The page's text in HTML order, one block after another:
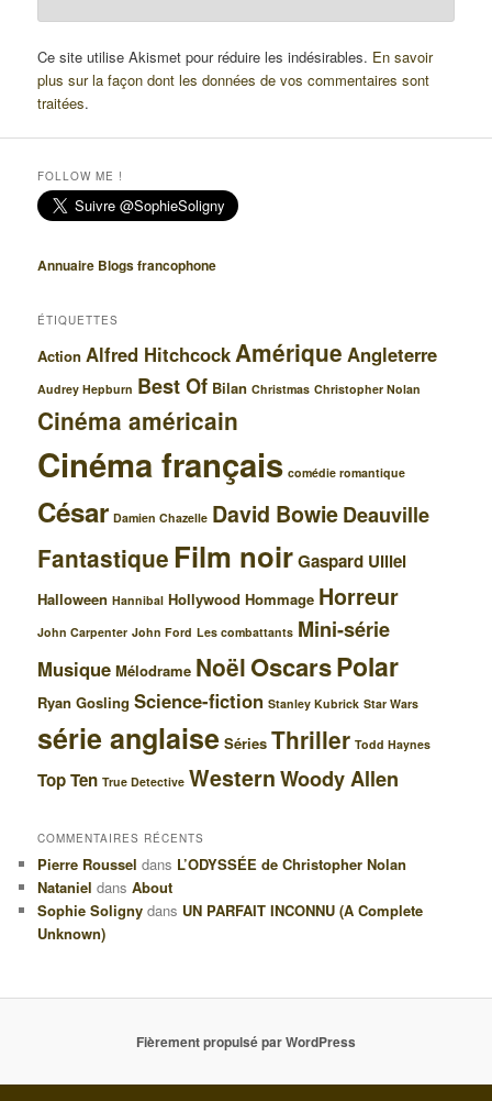
Ce site utilise Akismet pour réduire les indésirables. En savoir
plus sur la façon dont les données de vos commentaires sont
traitées.
FOLLOW ME !
Annuaire Blogs francophone
ÉTIQUETTES
Action Alfred Hitchcock Amérique Angleterre
Audrey Hepburn Best Of Bilan Christmas Christopher Nolan
Cinéma américain
Cinéma français comédie romantique
César Damien Chazelle David BowieDeauville
Fantastique Film noirGaspard Ulliel
Halloween Hannibal Hollywood Hommage Horreur
John Carpenter John Ford Les combattants Mini-série
Musique Mélodrame Noël OscarsPolar
Ryan Gosling Science-fiction Stanley Kubrick Star Wars
série anglaise Séries Thriller Todd Haynes
Top Ten True Detective WesternWoody Allen
COMMENTAIRES RÉCENTS
Pierre Roussel dans L’ODYSSÉE de Christopher Nolan
Nataniel dansAbout
Sophie Soligny dans UN PARFAIT INCONNU (A Complete
Unknown)
Fièrement propulsé par WordPress